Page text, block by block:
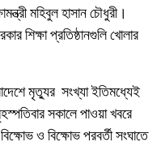
মহিবুল হাসান চৌধুরী।
শিক্ষা প্রতিষ্ঠানগুলি খোলার
মৃত্যুর সংখ্যা ইতিমধ্যেই
সকালে পাওয়া খবরে
ও বিক্ষোভ পরবর্তী সংঘাতে